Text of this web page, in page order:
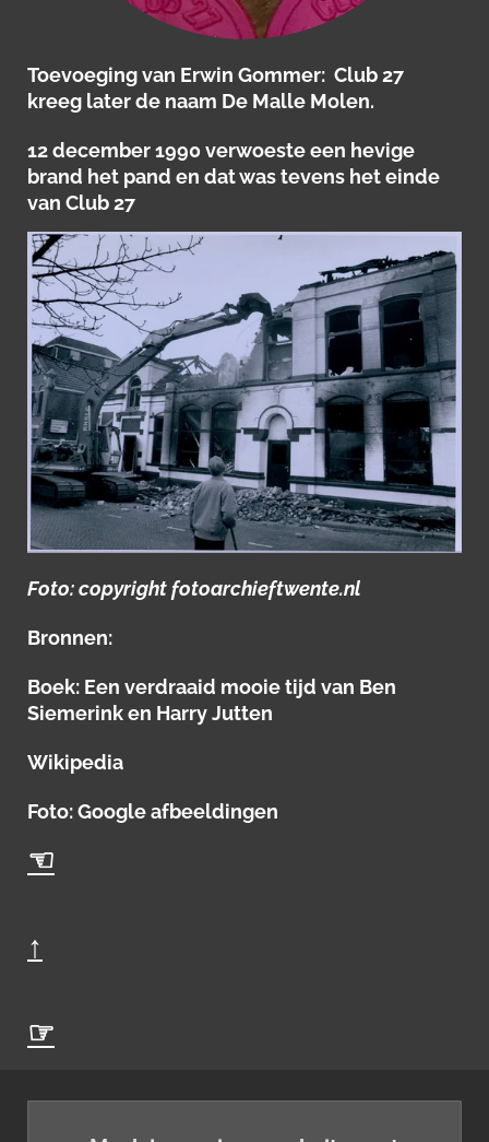
Toevoeging van Erwin Gommer: Club 27
kreeg later de naam De Malle Molen.
12 december 1990 verwoeste een hevige
brand het pand en dat was tevens het einde
van Club 27
Foto: copyright fotoarchieftwente.nl
Bronnen:
Boek: Een verdraaid mooie tijd van Ben
Siemerink en Harry Jutten
Wikipedia
Foto: Google afbeeldingen
☜
↑
☞